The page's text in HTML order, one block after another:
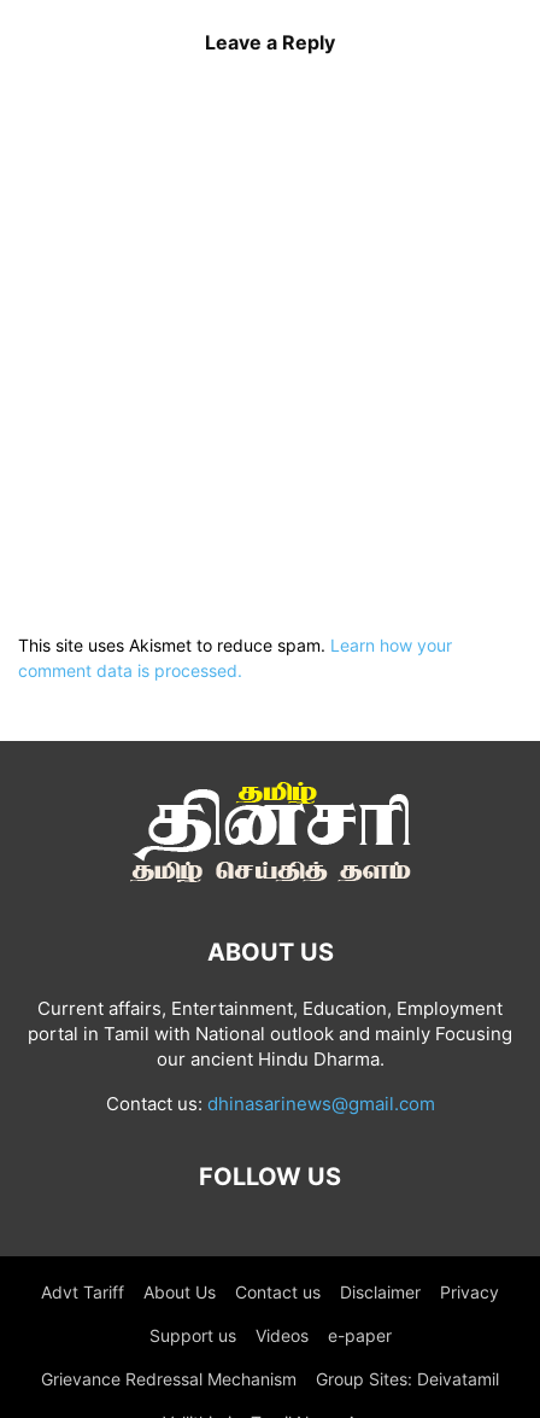
Leave a Reply
This site uses Akismet to reduce spam. Learn how your
comment data is processed.
ABOUT US
Current affairs, Entertainment, Education, Employment
portal in Tamil with National outlook and mainly Focusing
our ancient Hindu Dharma.
Contact us: dhinasarinews@gmail.com
FOLLOW US
Advt Tariff About Us Contact us Disclaimer Privacy
Support us Videos e-paper
Grievance Redressal Mechanism Group Sites: Deivatamil